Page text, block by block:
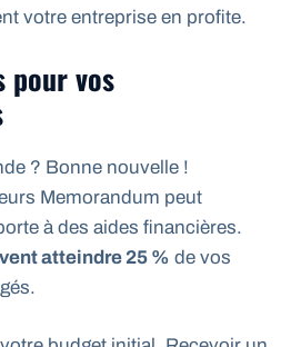
votre entreprise en profite.
pour vos
? Bonne nouvelle !
Memorandum peut
à des aides financières.
atteindre 25 % de vos